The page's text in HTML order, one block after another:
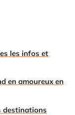
les infos et
en amoureux en
destinations